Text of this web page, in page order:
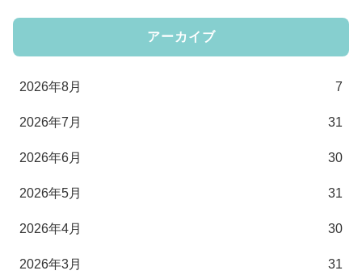
アーカイブ
2026年8月 7
2026年7月 31
2026年6月 30
2026年5月 31
2026年4月 30
2026年3月 31